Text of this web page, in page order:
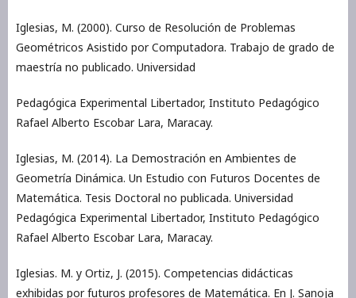
Iglesias, M. (2000). Curso de Resolución de Problemas
Geométricos Asistido por Computadora. Trabajo de grado de
maestría no publicado. Universidad
Pedagógica Experimental Libertador, Instituto Pedagógico
Rafael Alberto Escobar Lara, Maracay.
Iglesias, M. (2014). La Demostración en Ambientes de
Geometría Dinámica. Un Estudio con Futuros Docentes de
Matemática. Tesis Doctoral no publicada. Universidad
Pedagógica Experimental Libertador, Instituto Pedagógico
Rafael Alberto Escobar Lara, Maracay.
Iglesias. M. y Ortiz, J. (2015). Competencias didácticas
exhibidas por futuros profesores de Matemática. En J. Sanoja